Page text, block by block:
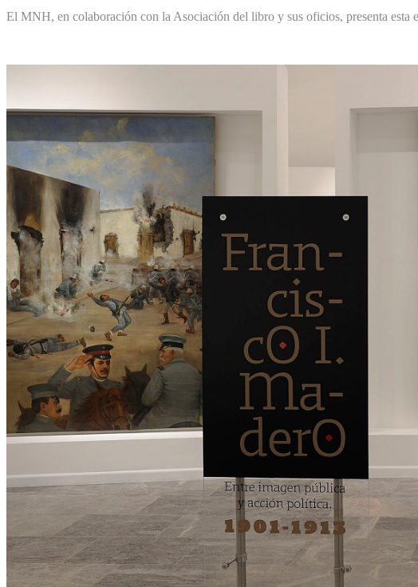
El MNH, en colaboración con la Asociación del libro y sus oficios, presenta